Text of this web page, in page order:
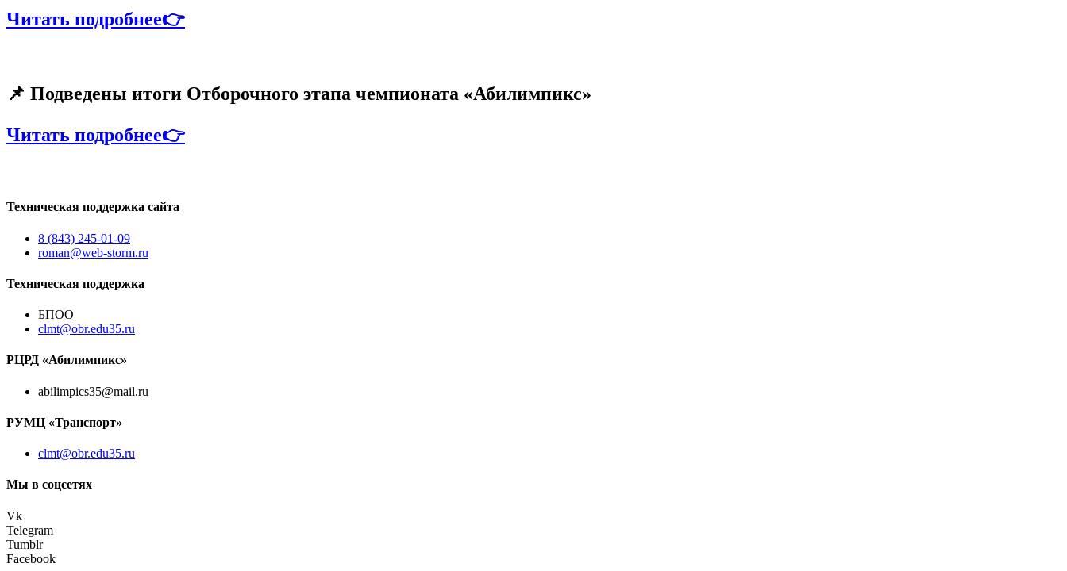
Читать подробнее👉
📌 Подведены итоги Отборочного этапа чемпионата «Абилимпикс»
Читать подробнее👉
Техническая поддержка сайта
8 (843) 245-01-09
roman@web-storm.ru
Техническая поддержка
БПОО
clmt@obr.edu35.ru
РЦРД «Абилимпикс»
abilimpics35@mail.ru
РУМЦ «Транспорт»
clmt@obr.edu35.ru
Мы в соцсетях
Vk
Telegram
Tumblr
Facebook